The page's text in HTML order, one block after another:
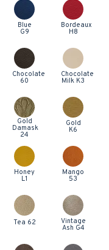
Blue
G9
Bordeaux
H8
Chocolate
60
Chocolate
Milk K3
Gold
Damask
24
Gold
K6
Honey
L1
Mango
53
Tea 62 Vintage
Ash G4